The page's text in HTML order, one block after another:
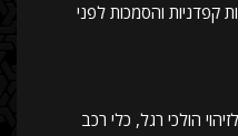
קפדניות והסמכות לפני
הולכי רגל, כלי רכב